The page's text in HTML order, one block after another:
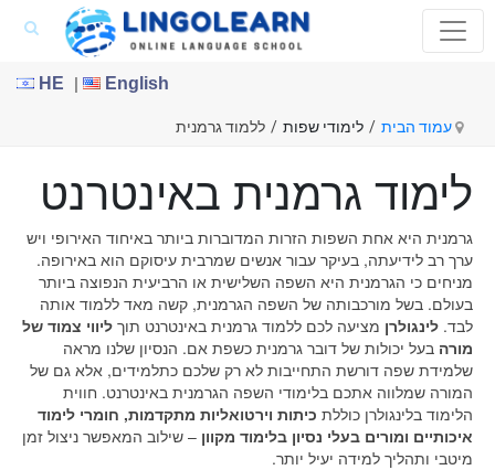
HE | English
עמוד הבית / לימודי שפות / ללמוד גרמנית
לימוד גרמנית באינטרנט
גרמנית היא אחת השפות הזרות המדוברות ביותר באיחוד האירופי ויש
ערך רב לידיעתה, בעיקר עבור אנשים שמרבית עיסוקם הוא באירופה.
מניחים כי הגרמנית היא השפה השלישית או הרביעית הנפוצה ביותר
בעולם. בשל מורכבותה של השפה הגרמנית, קשה מאד ללמוד אותה
לבד. לינגולרן מציעה לכם ללמוד גרמנית באינטרנט תוך ליווי צמוד של
מורה בעל יכולות של דובר גרמנית כשפת אם. הנסיון שלנו מראה
שלמידת שפה דורשת התחייבות לא רק שלכם כתלמידים, אלא גם של
המורה שמלווה אתכם בלימודי השפה הגרמנית באינטרנט. חווית
הלימוד בלינגולרן כוללת כיתות וירטואליות מתקדמות, חומרי לימוד
איכותיים ומורים בעלי נסיון בלימוד מקוון – שילוב המאפשר ניצול זמן
מיטבי ותהליך למידה יעיל יותר.